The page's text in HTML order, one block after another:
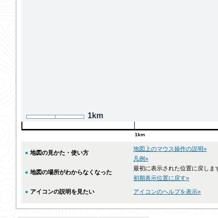
1km
1km
● 地図の見かた・使い方
地図上のマウス操作の説明»
凡例»
● 地図の場所がわからなくなった
最初に表示された位置に戻しま
初期表示位置に戻す»
● アイコンの説明を見たい アイコンのヘルプを表示»